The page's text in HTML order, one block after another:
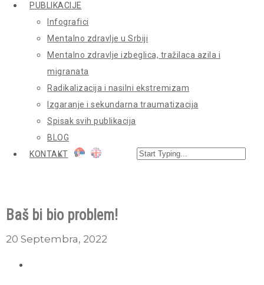
PUBLIKACIJE
Infografici
Mentalno zdravlje u Srbiji
Mentalno zdravlje izbeglica, tražilaca azila i
migranata
Radikalizacija i nasilni ekstremizam
Izgaranje i sekundarna traumatizacija
Spisak svih publikacija
BLOG
KONTAKT
Baš bi bio problem!
20 Septembra, 2022